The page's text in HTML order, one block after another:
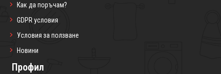
Как да поръчам?
GDPR условия
Условия за ползване
Новини
Профил